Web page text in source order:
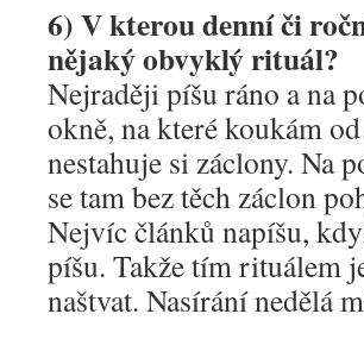
6) V kterou denní či
nějaký obvyklý rituál?
Nejraději píšu ráno a na
okně, na které koukám
nestahuje si záclony. Na
se tam bez těch záclon
Nejvíc článků napíšu,
píšu. Takže tím rituálem
naštvat. Nasírání nedělá